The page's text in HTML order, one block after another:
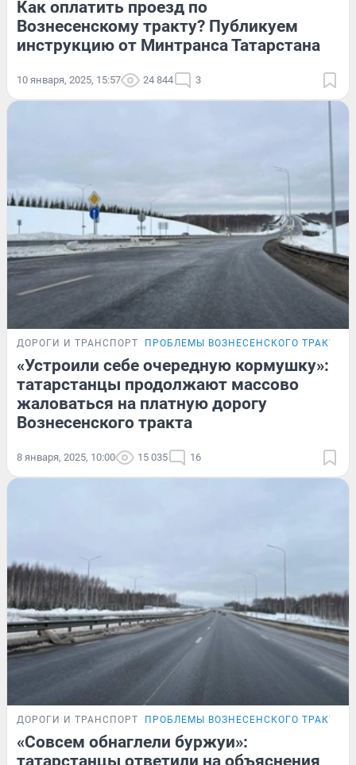
Как оплатить проезд по
Вознесенскому тракту? Публикуем
инструкцию от Минтранса Татарстана
10 января, 2025, 15:57 24 844 3
ДОРОГИ И ТРАНСПОРТ ПРОБЛЕМЫ ВОЗНЕСЕНСКОГО ТРАКТА
«Устроили себе очередную кормушку»:
татарстанцы продолжают массово
жаловаться на платную дорогу
Вознесенского тракта
8 января, 2025, 10:00 15 035 16
ДОРОГИ И ТРАНСПОРТ ПРОБЛЕМЫ ВОЗНЕСЕНСКОГО ТРАКТА
«Совсем обнаглели буржуи»: